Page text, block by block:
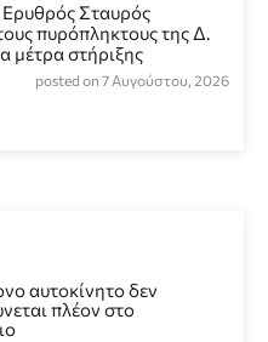
Σταυρός
πυρόπληκτους της Δ.
μέτρα στήριξης
posted on 7 Αυγούστου, 2026
αυτοκίνητο δεν
πλέον στο